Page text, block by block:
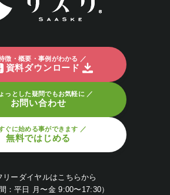
徴・概要・事例がわかる ／
資料ダウンロード
っとした疑問でもお気軽に ／
お問い合わせ
ぐに始める事ができます ／
無料ではじめる
リーダイヤルはこちらから
：平日 月〜金 9:00〜17:30）